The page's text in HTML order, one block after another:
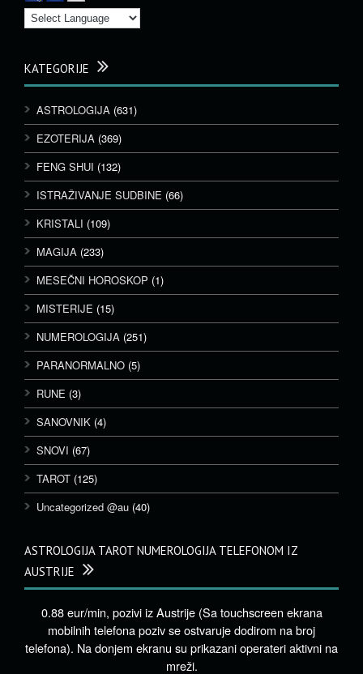
KATEGORIJE
ASTROLOGIJA (631)
EZOTERIJA (369)
FENG SHUI (132)
ISTRAŽIVANJE SUDBINE (66)
KRISTALI (109)
MAGIJA (233)
MESEČNI HOROSKOP (1)
MISTERIJE (15)
NUMEROLOGIJA (251)
PARANORMALNO (5)
RUNE (3)
SANOVNIK (4)
SNOVI (67)
TAROT (125)
Uncategorized @au (40)
ASTROLOGIJA TAROT NUMEROLOGIJA TELEFONOM IZ
AUSTRIJE
0.88 eur/min, pozivi iz Austrije (Sa touchscreen ekrana
mobilnih telefona poziv se ostvaruje dodirom na broj
telefona). Na donjem ekranu su prikazani operateri aktivni na
mreži.